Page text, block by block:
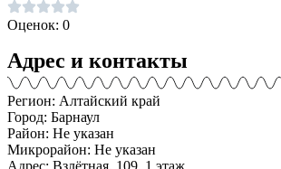
Оценок: 0
Адрес и контакты
Регион: Алтайский край
Город: Барнаул
Район: Не указан
Микрорайон: Не указан
Адрес: Взлётная, 109, 1 этаж